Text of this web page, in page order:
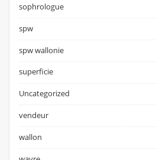
sophrologue
spw
spw wallonie
superficie
Uncategorized
vendeur
wallon